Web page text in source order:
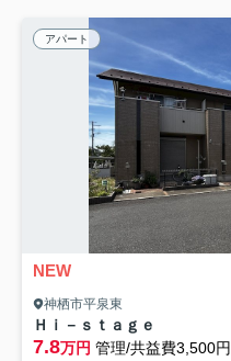
アパート
NEW
神栖市平泉東
Ｈｉ－ｓｔａｇｅ
7.8万円 管理/共益費3,500円